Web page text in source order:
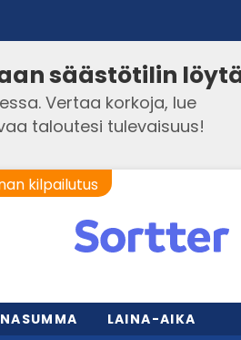
säästötilin
Vertaa korkoja, lue
taloutesi tulevaisuus!
kilpailutus
LAINA-AIKA